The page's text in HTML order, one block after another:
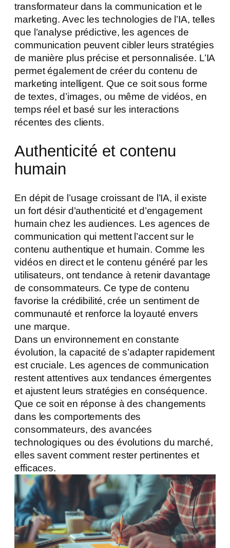
transformateur dans la communication et le
marketing. Avec les technologies de l’IA, telles
que l’analyse prédictive, les agences de
communication peuvent cibler leurs stratégies
de manière plus précise et personnalisée. L’IA
permet également de créer du contenu de
marketing intelligent. Que ce soit sous forme
de textes, d’images, ou même de vidéos, en
temps réel et basé sur les interactions
récentes des clients.
Authenticité et contenu
humain
En dépit de l’usage croissant de l’IA, il existe
un fort désir d’authenticité et d’engagement
humain chez les audiences. Les agences de
communication qui mettent l’accent sur le
contenu authentique et humain. Comme les
vidéos en direct et le contenu généré par les
utilisateurs, ont tendance à retenir davantage
de consommateurs. Ce type de contenu
favorise la crédibilité, crée un sentiment de
communauté et renforce la loyauté envers
une marque.
Dans un environnement en constante
évolution, la capacité de s’adapter rapidement
est cruciale. Les agences de communication
restent attentives aux tendances émergentes
et ajustent leurs stratégies en conséquence.
Que ce soit en réponse à des changements
dans les comportements des
consommateurs, des avancées
technologiques ou des évolutions du marché,
elles savent comment rester pertinentes et
efficaces.